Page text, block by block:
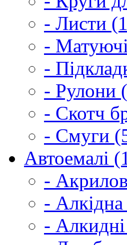
- Листи
-
-
- Рулони
- Скотч
- Смуги
Автоемалі
-
-
-